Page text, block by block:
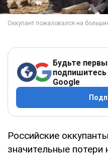
Будьте
подпишитесь
Google
Российские
значительные потери